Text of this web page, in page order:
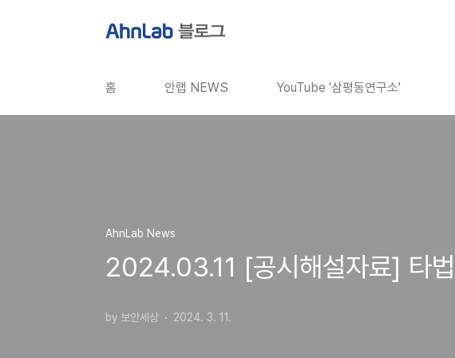
홈 안랩 NEWS YouTube '삼평동연구소'
AhnLab News
2024.03.11 [공시해설자료] 타
by 보안세상 2024. 3. 11.